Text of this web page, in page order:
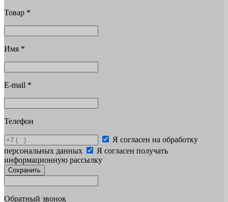
Товар *
Имя *
E-mail *
Телефон
Я согласен на обработку
персональных данных
Я согласен получать
информационную рассылку
Сохранить
Обратный звонок